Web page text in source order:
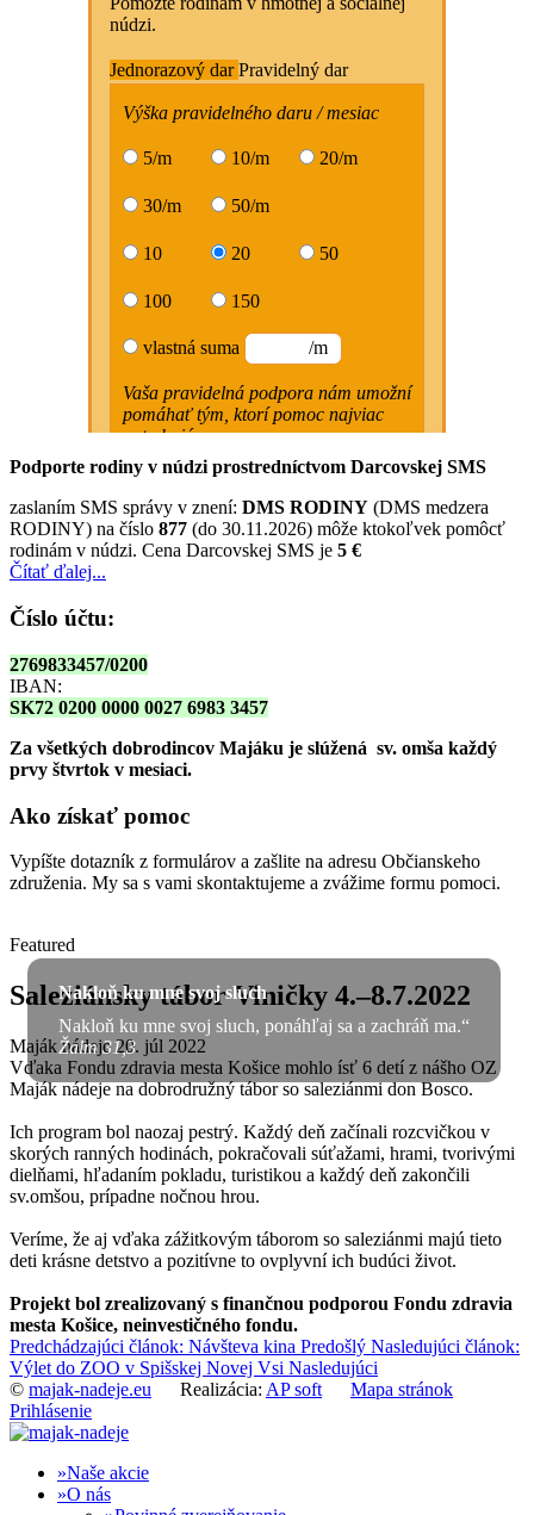
Podporte rodiny v núdzi prostredníctvom Darcovskej SMS
zaslaním SMS správy v znení: DMS RODINY (DMS medzera
RODINY) na číslo 877 (do 30.11.2026) môže ktokoľvek pomôcť
rodinám v núdzi. Cena Darcovskej SMS je 5 €
Čítať ďalej...
Číslo účtu:
2769833457/0200
IBAN:
SK72 0200 0000 0027 6983 3457
Za všetkých dobrodincov Majáku je slúžená sv. omša každý
prvy štvrtok v mesiaci.
Ako získať pomoc
Vypíšte dotazník z formulárov a zašlite na adresu Občianskeho
združenia. My sa s vami skontaktujeme a zvážime formu pomoci.
Nakloň ku mne svoj sluch
Nakloň ku mne svoj sluch, ponáhľaj sa a zachráň ma.“
Žalm 31,3
Featured
Saleziánsky tábor Viničky 4.–8.7.2022
Maják nádeje 20. júl 2022
Vďaka Fondu zdravia mesta Košice mohlo ísť 6 detí z nášho OZ
Maják nádeje na dobrodružný tábor so saleziánmi don Bosco.
Ich program bol naozaj pestrý. Každý deň začínali rozcvičkou v
skorých ranných hodinách, pokračovali súťažami, hrami, tvorivými
dielňami, hľadaním pokladu, turistikou a každý deň zakončili
sv.omšou, prípadne nočnou hrou.
Veríme, že aj vďaka zážitkovým táborom so saleziánmi majú tieto
deti krásne detstvo a pozitívne to ovplyvní ich budúci život.
Projekt bol zrealizovaný s finančnou podporou Fondu zdravia
mesta Košice, neinvestičného fondu.
Predchádzajúci článok: Návšteva kina Predošlý Nasledujúci článok:
Výlet do ZOO v Spišskej Novej Vsi Nasledujúci
© majak-nadeje.eu Realizácia: AP soft
Mapa stránok
Prihlásenie
Naše akcie
O nás